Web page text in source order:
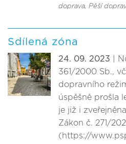
doprava, Pěší
Sdílená zóna
24. 09. 2023 |
361/2000 Sb.,
dopravního
úspěšně prošla
je již i
Zákon č. 271/
(https://